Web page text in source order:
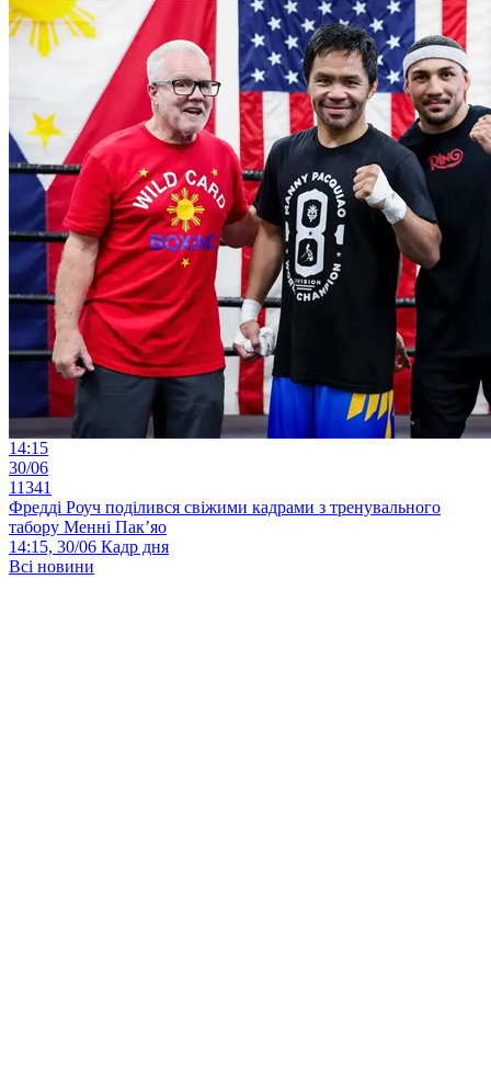
14:15
30/06
11341
Фредді Роуч поділився свіжими кадрами з тренувального
табору Менні Пак’яо
14:15, 30/06 Кадр дня
Всі новини